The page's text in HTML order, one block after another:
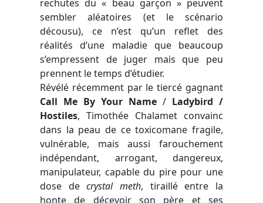
rechutes du « beau garçon » peuvent
sembler aléatoires (et le scénario
décousu), ce n’est qu’un reflet des
réalités d’une maladie que beaucoup
s’empressent de juger mais que peu
prennent le temps d’étudier.
Révélé récemment par le tiercé gagnant
Call Me By Your Name / Ladybird /
Hostiles, Timothée Chalamet convainc
dans la peau de ce toxicomane fragile,
vulnérable, mais aussi farouchement
indépendant, arrogant, dangereux,
manipulateur, capable du pire pour une
dose decrystal meth, tiraillé entre la
honte de décevoir son père et ses